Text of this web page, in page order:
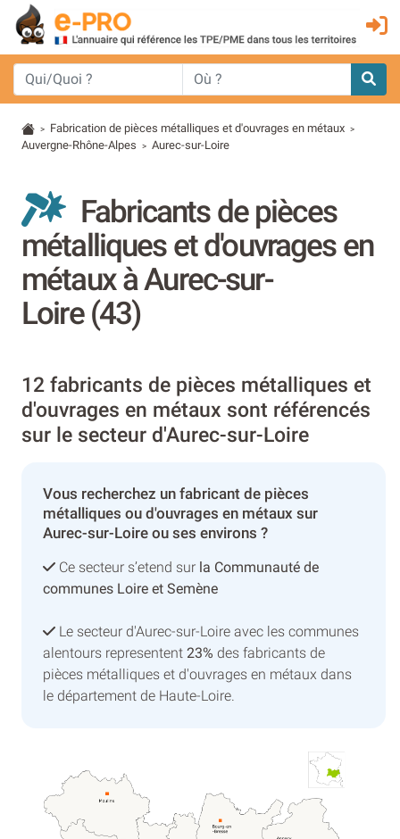
> Fabrication de pièces métalliques et d'ouvrages en métaux >
Auvergne-Rhône-Alpes > Aurec-sur-Loire
Fabricants de pièces
métalliques et d'ouvrages en
métaux à Aurec-sur-
Loire (43)
12 fabricants de pièces métalliques et
d'ouvrages en métaux sont référencés
sur le secteur d'Aurec-sur-Loire
Vous recherchez un fabricant de pièces
métalliques ou d'ouvrages en métaux sur
Aurec-sur-Loire ou ses environs ?
Ce secteur s’etend sur la Communauté de
communes Loire et Semène
Le secteur d'Aurec-sur-Loire avec les communes
alentours representent 23% des fabricants de
pièces métalliques et d'ouvrages en métaux dans
le département de Haute-Loire.